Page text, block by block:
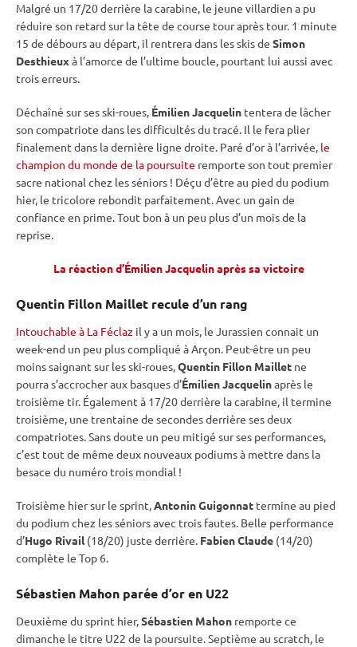
Malgré un 17/20 derrière lacarabine, le jeune villardien a pu
réduire son retard sur la tête de course tour après tour. 1 minute
15 de débours au départ, il rentrera dans les skis de Simon
Desthieuxà l’amorce de l’ultime boucle, pourtant lui aussi avec
trois erreurs.
Déchaîné sur sesski-roues, Émilien Jacquelin tentera de lâcher
son compatriote dans les difficultés du tracé. Il le fera plier
finalement dans la dernière ligne droite. Paré d’or à l’arrivée, le
champion du monde de la poursuite remporte son tout premier
sacre national chez les séniors ! Déçu d’être au pied du podium
hier, le tricolore rebondit parfaitement. Avec un gain de
confiance en prime. Tout bon à un peu plus d’un mois de la
reprise.
La réaction d’Émilien Jacquelin après sa victoire
Quentin Fillon Maillet recule d’un rang
Intouchable à La Féclaz il y a un mois, le Jurassien connait un
week-end un peu plus compliqué à Arçon. Peut-être un peu
moins saignant sur lesski-roues,Quentin Fillon Maillet ne
pourra s’accrocher aux basques d’Émilien Jacquelinaprès le
troisième tir. Également à 17/20 derrière lacarabine, il termine
troisième, une trentaine de secondes derrière ses deux
compatriotes. Sans doute un peu mitigé sur ses performances,
c’est tout de même deux nouveaux podiums à mettre dans la
besace du numéro trois mondial !
Troisième hier sur le sprint,Antonin Guigonnat termine au pied
du podium chez les séniors avec trois fautes. Belle performance
d’Hugo Rivail(18/20) juste derrière. Fabien Claude (14/20)
complète le Top 6.
Sébastien Mahon parée d’or en U22
Deuxième du sprint hier,Sébastien Mahon remporte ce
dimanche le titre U22 de la poursuite. Septième au scratch, le